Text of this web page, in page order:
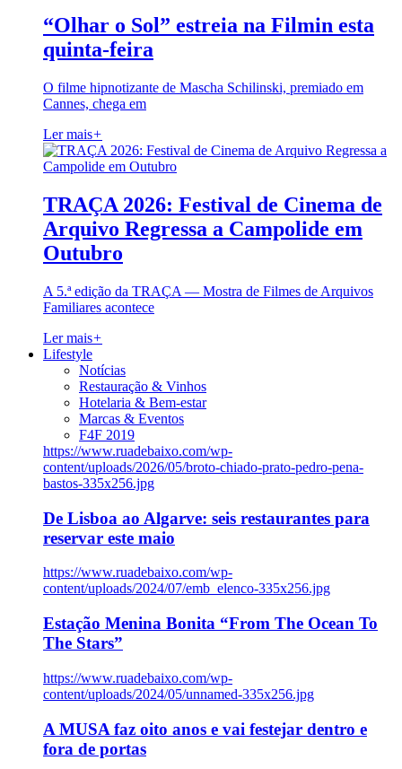
“Olhar o Sol” estreia na Filmin esta
quinta-feira
O filme hipnotizante de Mascha Schilinski, premiado em
Cannes, chega em
Ler mais+
TRAÇA 2026: Festival de Cinema de
Arquivo Regressa a Campolide em
Outubro
A 5.ª edição da TRAÇA — Mostra de Filmes de Arquivos
Familiares acontece
Ler mais+
Lifestyle
Notícias
Restauração & Vinhos
Hotelaria & Bem-estar
Marcas & Eventos
F4F 2019
https://www.ruadebaixo.com/wp-
content/uploads/2026/05/broto-chiado-prato-pedro-pena-
bastos-335x256.jpg
De Lisboa ao Algarve: seis restaurantes para
reservar este maio
https://www.ruadebaixo.com/wp-
content/uploads/2024/07/emb_elenco-335x256.jpg
Estação Menina Bonita “From The Ocean To
The Stars”
https://www.ruadebaixo.com/wp-
content/uploads/2024/05/unnamed-335x256.jpg
A MUSA faz oito anos e vai festejar dentro e
fora de portas